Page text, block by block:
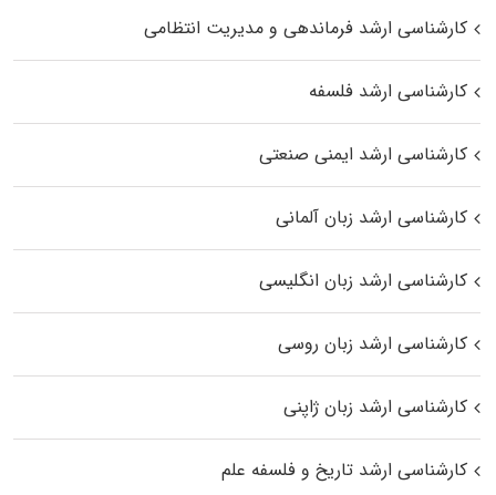
کارشناسی ارشد فرماندهی و مدیریت انتظامی
کارشناسی ارشد فلسفه
کارشناسی ارشد ایمنی صنعتی
کارشناسی ارشد زبان آلمانی
کارشناسی ارشد زبان انگلیسی
کارشناسی ارشد زبان روسی
کارشناسی ارشد زبان ژاپنی
کارشناسی ارشد تاریخ و فلسفه علم